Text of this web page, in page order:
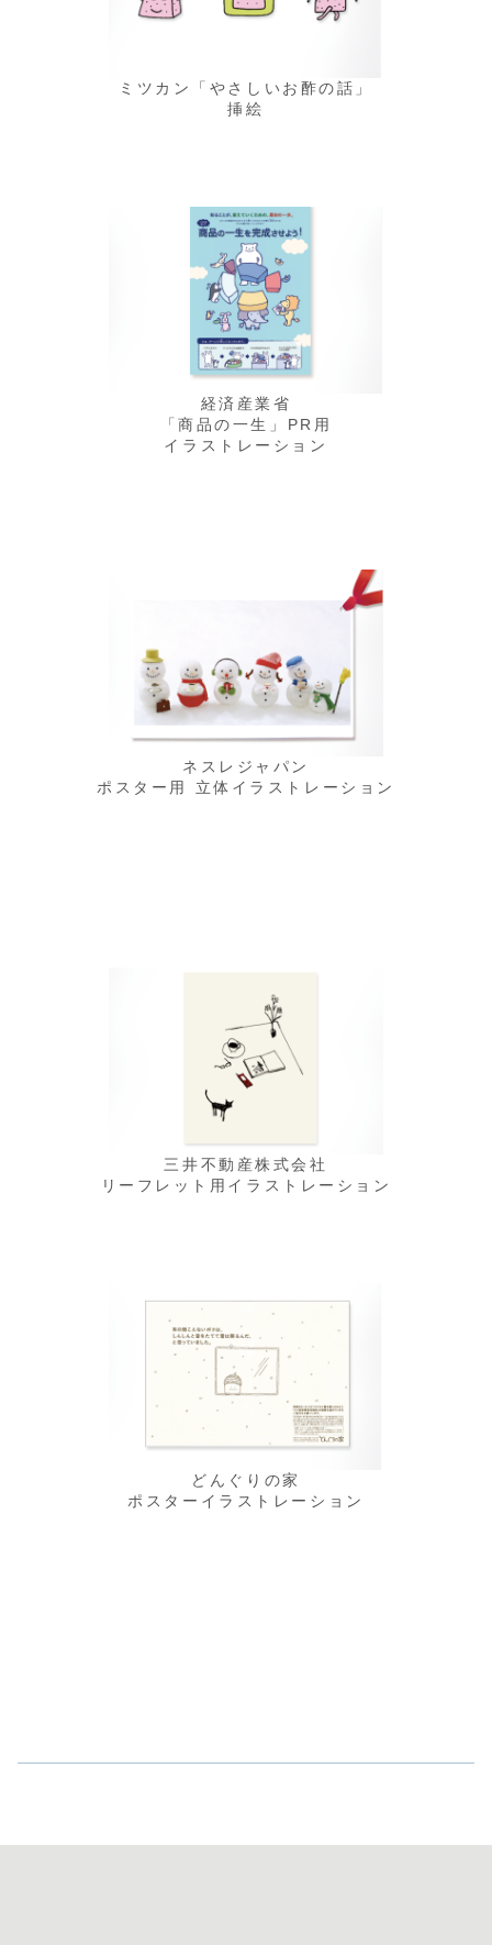
ミツカン「やさしいお酢の話」
挿絵
経済産業省
「商品の一生」PR用
イラストレーション
ネスレジャパン
ポスター用 立体イラストレーション
三井不動産株式会社
リーフレット用イラストレーション
どんぐりの家
ポスターイラストレーション